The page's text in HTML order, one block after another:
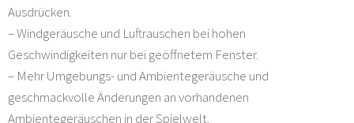
Ausdrücken.
– Windgeräusche und Luftrauschen bei hohen
Geschwindigkeiten nur bei geöffnetem Fenster.
– Mehr Umgebungs- und Ambientegeräusche und
geschmackvolle Änderungen an vorhandenen
Ambientegeräuschen in der Spielwelt.